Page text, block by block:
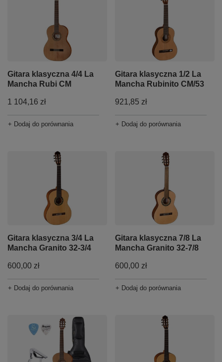
Gitara klasyczna 4/4 La
Mancha Rubi CM
1 104,16 zł
+ Dodaj do porównania
Gitara klasyczna 1/2 La
Mancha Rubinito CM/53
921,85 zł
+ Dodaj do porównania
Gitara klasyczna 3/4 La
Mancha Granito 32-3/4
600,00 zł
+ Dodaj do porównania
Gitara klasyczna 7/8 La
Mancha Granito 32-7/8
600,00 zł
+ Dodaj do porównania